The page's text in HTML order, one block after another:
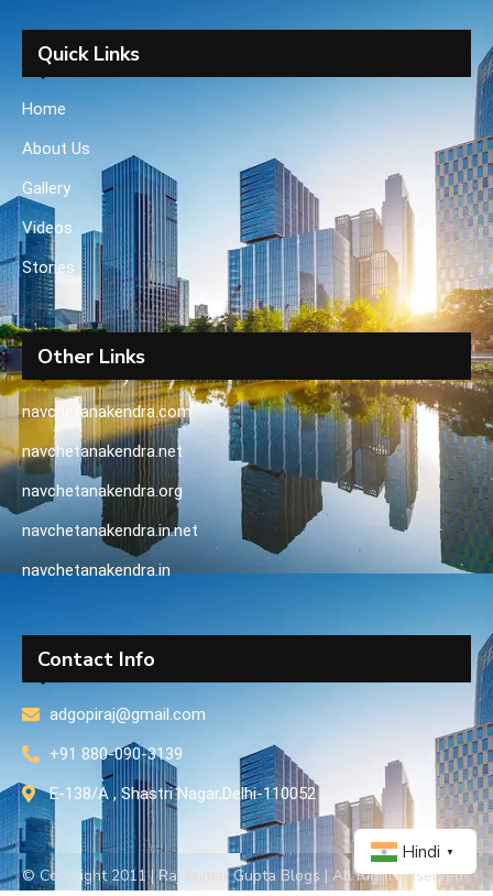
Quick Links
Home
About Us
Gallery
Videos
Stories
Other Links
navchetanakendra.com
navchetanakendra.net
navchetanakendra.org
navchetanakendra.in.net
navchetanakendra.in
Contact Info
adgopiraj@gmail.com
+91 880-090-3139
E-138/A , Shastri Nagar,Delhi-110052
© Copyright 2011 | Raj Kumar Gupta Blogs | All Right Reserved ,
Hindi ▼